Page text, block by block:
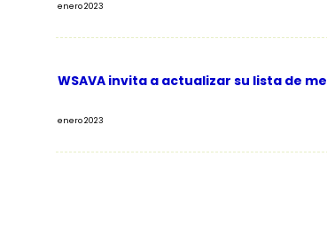
enero 2023
WSAVA invita a actualizar su lista de
enero 2023